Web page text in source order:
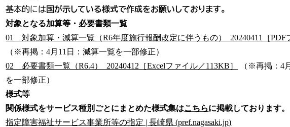
基本的には国が示している様式で作成をお願いしております。
対象となる加算等・必要書類一覧
01 対象加算・減算一覧（R6年度施行報酬改定に伴うもの）_20240411［PDF
（※再掲：4月11日：減算一覧を一部修正）
02 必要書類一覧（R6.4）_20240412［Excelファイル／113KB］
（※再掲：4
を一部修正）
様式等
関係様式をサービス種別ごとにまとめた様式集はこちらに掲載しております。
指定障害福祉サービス事業所等の指定 | 長崎県 (pref.nagasaki.jp)